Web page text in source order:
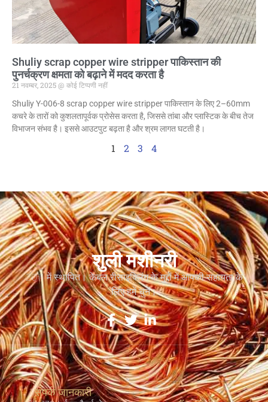
Shuliy scrap copper wire stripper पाकिस्तान की
पुनर्चक्रण क्षमता को बढ़ाने में मदद करता है
21 नवम्बर, 2025
कोई टिप्पणी नहीं
Shuliy Y-006-8 scrap copper wire stripper पाकिस्तान के लिए 2–60mm
कचरे के तारों को कुशलतापूर्वक प्रोसेस करता है, जिससे तांबा और प्लास्टिक के बीच तेज
विभाजन संभव है। इससे आउटपुट बढ़ता है और श्रम लागत घटती है।
1 2 3 4
शुली मशीनरी
2011 में स्थापित। केबल रीसाइक्लिंग के मुद्दों में आपकी सहायता के
लिए हमें चुनें।
संपर्क जानकारी